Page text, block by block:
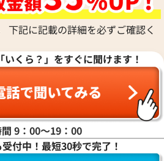
参考買取価格
63,000円
2026年6月17日時
下記に記載の詳細を必ずご確認く
「いくら？」をすぐに聞けます！
9：00〜19：00
付中！最短30秒で完了！